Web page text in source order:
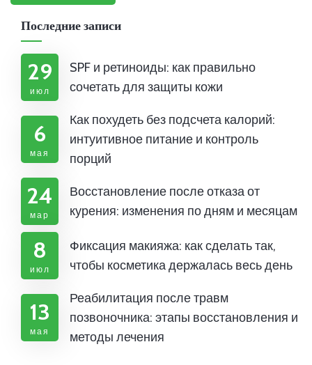
Последние записи
29
июл
SPF и ретиноиды: как правильно
сочетать для защиты кожи
6
мая
Как похудеть без подсчета калорий:
интуитивное питание и контроль
порций
24
мар
Восстановление после отказа от
курения: изменения по дням и месяцам
8
июл
Фиксация макияжа: как сделать так,
чтобы косметика держалась весь день
13
мая
Реабилитация после травм
позвоночника: этапы восстановления и
методы лечения